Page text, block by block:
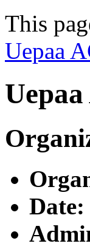
This
Uepaa
Date: